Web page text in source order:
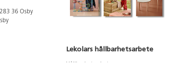
36 Osby
Lekolars hållbarhetsarbete